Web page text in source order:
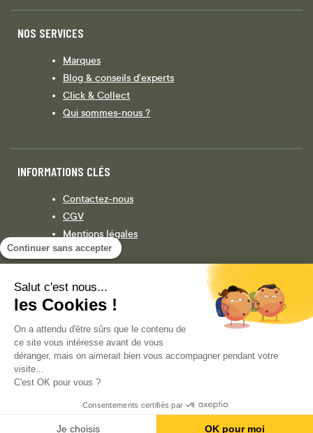
Continuer sans accepter
Salut c'est nous...
les Cookies !
On a attendu d'être sûrs que le contenu de
ce site vous intéresse avant de vous
déranger, mais on aimerait bien vous accompagner pendant votre
visite...
C'est OK pour vous ?
Consentements certifiés par
Je choisis OK pour moi
NOS SERVICES
Marques
Blog & conseils d'experts
Click & Collect
Qui sommes-nous ?
INFORMATIONS CLÉS
Contactez-nous
CGV
Mentions légales
Législation
Facebook Instagram
COPYRIGHT © 2013-AUJOURD'HUI MAGENTO, INC. TOUS DROITS RÉSERVÉS.